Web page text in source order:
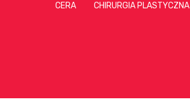
CERA CHIRURGIA PLASTYCZNA